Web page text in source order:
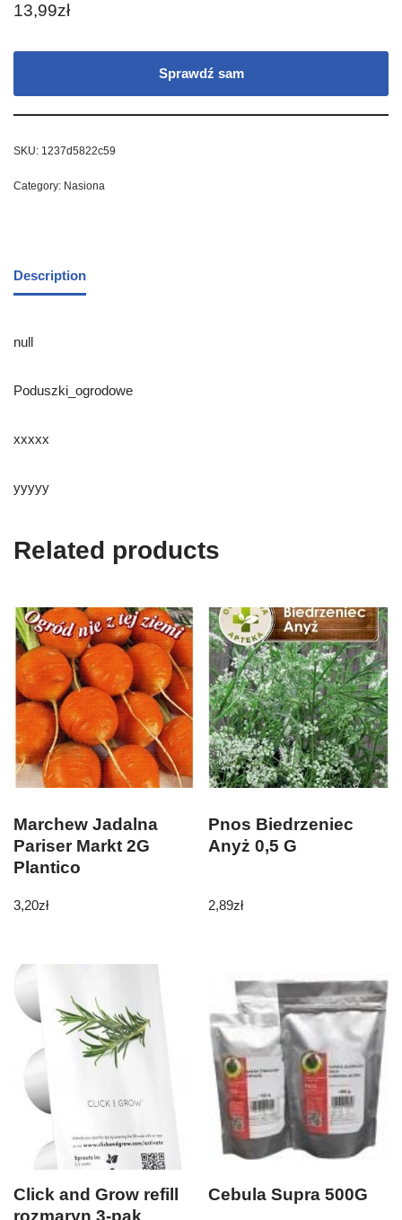
13,99zł
Sprawdź sam
SKU: 1237d5822c59
Category: Nasiona
Description
null
Poduszki_ogrodowe
xxxxx
yyyyy
Related products
Marchew Jadalna
Pariser Markt 2G
Plantico
3,20zł
Pnos Biedrzeniec
Anyż 0,5 G
2,89zł
Click and Grow refill
rozmaryn 3-pak
Cebula Supra 500G